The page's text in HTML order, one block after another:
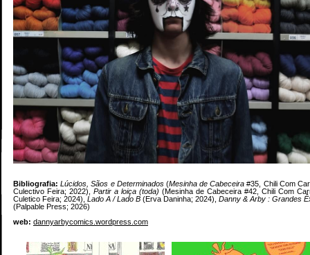
Bibliografia:Lúcidos, Sãos e Determinados (Mesinha de Cabeceira #35, Chili Com
Culectivo Feira; 2022), Partir a loiça (toda) (Mesinha de Cabeceira #42, Chili Com
Culetico Feira; 2024), Lado A / Lado B (Erva Daninha; 2024), Danny & Arby : Grandes
(Palpable Press; 2026)
web: dannyarbycomics.wordpress.com